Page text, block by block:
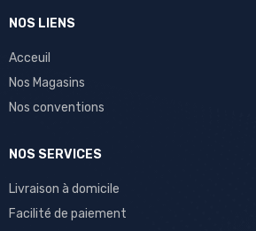
NOS LIENS
Acceuil
Nos Magasins
Nos conventions
NOS SERVICES
Livraison à domicile
Facilité de paiement